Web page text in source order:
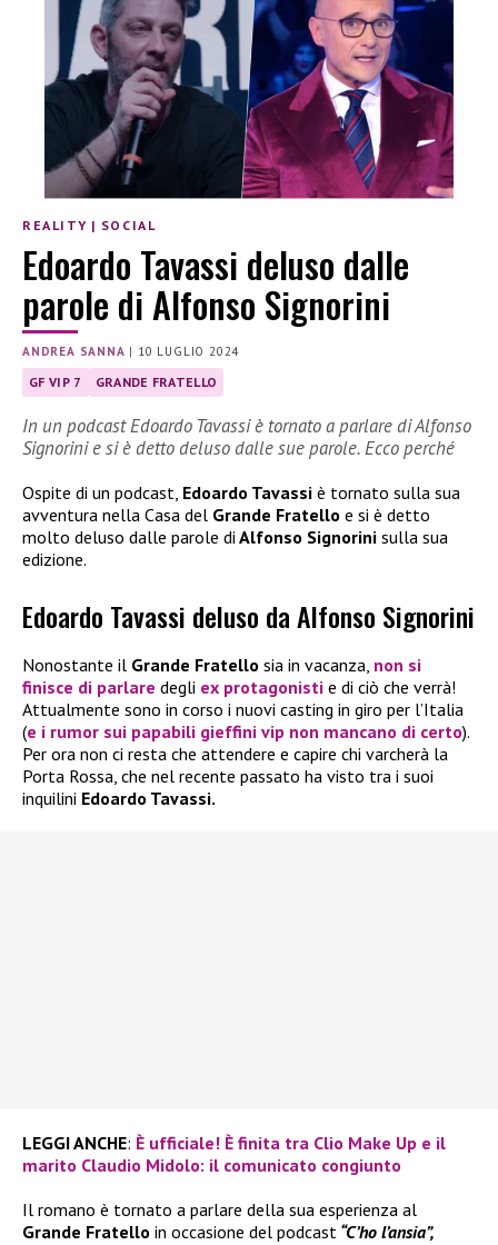
REALITY | SOCIAL
Edoardo Tavassi deluso dalle
parole di Alfonso Signorini
ANDREA SANNA | 10 LUGLIO 2024
GF VIP 7 GRANDE FRATELLO
In un podcast Edoardo Tavassi è tornato a parlare di Alfonso
Signorini e si è detto deluso dalle sue parole. Ecco perché
Ospite di un podcast, Edoardo Tavassi è tornato sulla sua
avventura nella Casa del Grande Fratello e si è detto
molto deluso dalle parole di Alfonso Signorini sulla sua
edizione.
Edoardo Tavassi deluso da Alfonso Signorini
Nonostante il Grande Fratello sia in vacanza, non si
finisce di parlare degli ex protagonisti e di ciò che verrà!
Attualmente sono in corso i nuovi casting in giro per l’Italia
(e i rumor sui papabili gieffini vip non mancano di certo).
Per ora non ci resta che attendere e capire chi varcherà la
Porta Rossa, che nel recente passato ha visto tra i suoi
inquilini Edoardo Tavassi.
LEGGI ANCHE: È ufficiale! È finita tra Clio Make Up e il
marito Claudio Midolo: il comunicato congiunto
Il romano è tornato a parlare della sua esperienza al
Grande Fratello in occasione del podcast “C’ho l’ansia”,